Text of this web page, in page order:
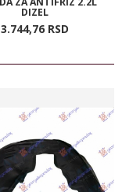
DIZEL
3.744,76 RSD